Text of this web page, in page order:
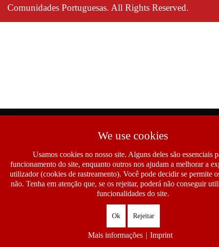
Comunidades Portuguesas. All Rights Reserved.
We use cookies
Usamos cookies no nosso site. Alguns deles são essenciais
funcionamento do site, enquanto outros nos ajudam a melhorar a
utilizador (cookies de rastreamento). Você pode decidir se permite
não. Tenha em atenção que, se os rejeitar, poderá não conseguir
funcionalidades do site.
Ok Rejeitar
Mais informações | Imprint